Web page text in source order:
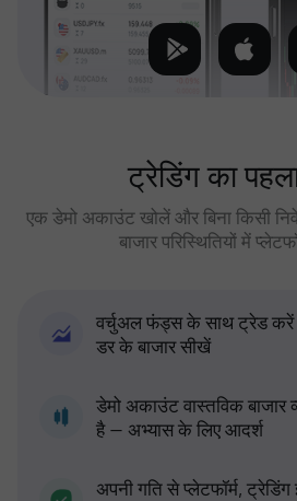
ट्रेडिंग का
एक डेमो अकाउंट खोलें और बिना किसी
बाजार परिस्थितियों में
वर्चुअल फंड्स के साथ ट्रेड करें
डर के बाजार सीखें
डेमो अकाउंट वास्तविक बाजार
है — अभ्यास के लिए आदर्श
अपनी गति से प्लेटफॉर्म,